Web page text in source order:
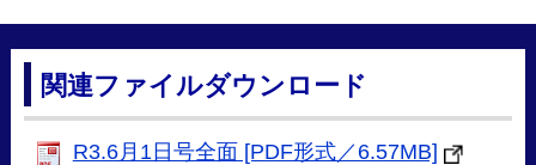
関連ファイルダウンロード
R3.6月1日号全面 [PDF形式／6.57MB]